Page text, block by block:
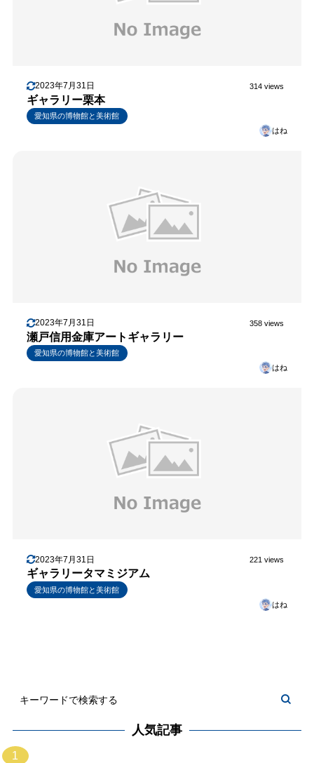
2023年7月31日 314 views
ギャラリー栗本
愛知県の博物館と美術館
はね
2023年7月31日 358 views
瀬戸信用金庫アートギャラリー
愛知県の博物館と美術館
はね
2023年7月31日 221 views
ギャラリータマミジアム
愛知県の博物館と美術館
はね
人気記事
1